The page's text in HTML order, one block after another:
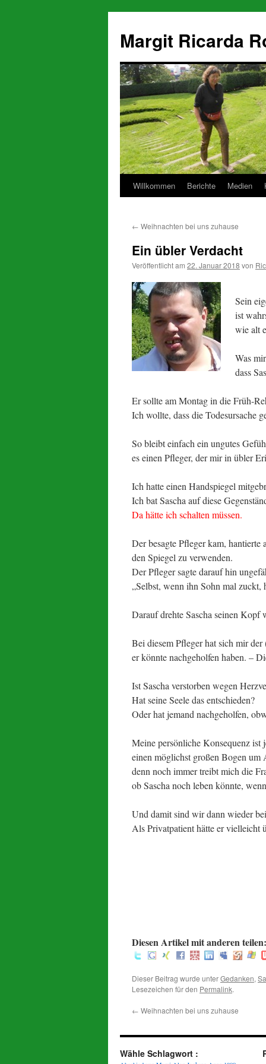
springen
Margit Ricarda
Willkommen Berichte Medien
← Weihnachten bei uns zuhause
Ein übler Verdacht
Veröffentlicht am 22. Januar 2018 von
Sein
ist
wie alt
Was
dass
Er sollte am Montag in die Früh-
Ich wollte, dass die Todesursache
So bleibt einfach ein ungutes
es einen Pfleger, der mir in übler
Ich hatte einen Handspiegel
Ich bat Sascha auf diese
Da hätte ich schalten müssen.
Der besagte Pfleger kam,
den Spiegel zu verwenden.
Der Pfleger sagte darauf hin
„Selbst, wenn ihn Sohn mal zuckt,
Darauf drehte Sascha seinen Kopf
Bei diesem Pfleger hat sich mir
er könnte nachgeholfen haben. –
Ist Sascha verstorben wegen
Hat seine Seele das entschieden?
Oder hat jemand nachgeholfen,
Meine persönliche Konsequenz ist
einen möglichst großen Bogen um
denn noch immer treibt mich die
ob Sascha noch leben könnte,
Und damit sind wir dann wieder
Als Privatpatient hätte er vielleicht
Diesen Artikel mit anderen teilen:
Dieser Beitrag wurde unterGedanken,
Lesezeichen für den Permalink.
← Weihnachten bei uns zuhause
Wähle Schlagwort :